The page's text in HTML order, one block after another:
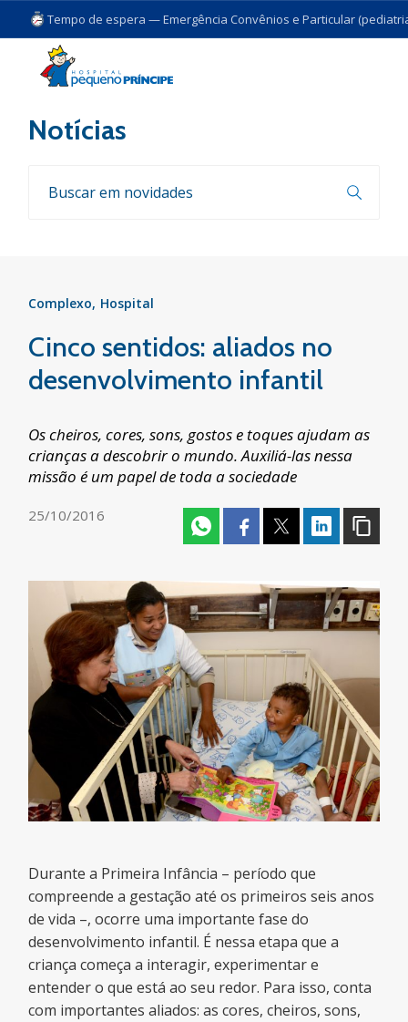
Tempo de espera — Emergência Convênios e Particular
Voltar
Notícias
Complexo Hospital
Cinco sentidos: aliados no
desenvolvimento infantil
Os cheiros, cores, sons, gostos e toques ajudam as
crianças a descobrir o mundo. Auxiliá-las nessa
missão é um papel de toda a sociedade
25/10/2016
Durante a Primeira Infância – período que
compreende a gestação até os primeiros seis anos
de vida –, ocorre uma importante fase do
desenvolvimento infantil. É nessa etapa que a
criança começa a interagir, experimentar e
entender o que está ao seu redor. Para isso, conta
com importantes aliados: as cores, cheiros, sons,